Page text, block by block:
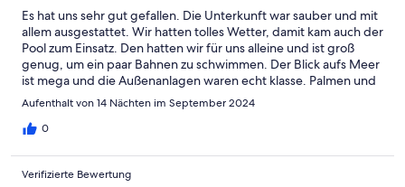
Es hat uns sehr gut gefallen. Die Unterkunft war sauber und mit
allem ausgestattet. Wir hatten tolles Wetter, damit kam auch der
Pool zum Einsatz. Den hatten wir für uns alleine und ist groß
genug, um ein paar Bahnen zu schwimmen. Der Blick aufs Meer
ist mega und die Außenanlagen waren echt klasse. Palmen und
Oleander, alles schön arrangiert.Die Vermieterin ist sehr nett,
hilfsbereit und aufmerksam. Aber immer im Hintergrund. Die
Auffahrt zur Unterkunft stellt für einen SUV aber ein echtes
Einkäufen die ca. 200 Meter echten Steilhang bewältigen.Ein
toller Urlaub.
Aufenthalt von 14 Nächten im September 2024
0
Verifizierte Bewertung